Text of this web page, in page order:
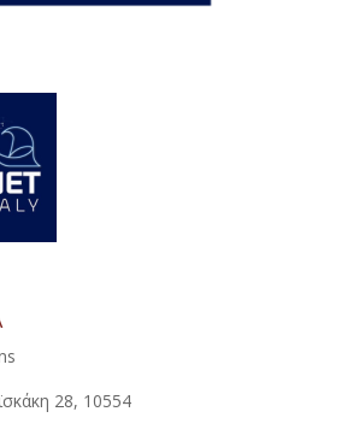
28, 10554